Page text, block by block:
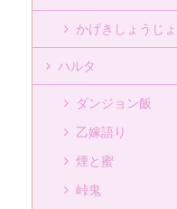
かげきしょうじょ
ハルタ
ダンジョン飯
乙嫁語り
煙と蜜
峠鬼